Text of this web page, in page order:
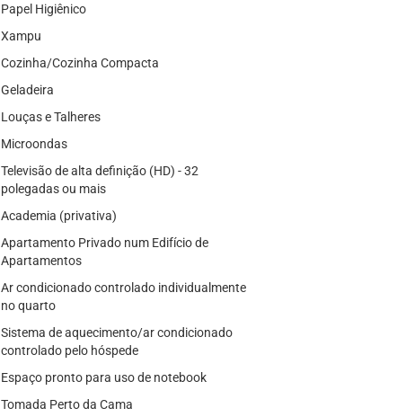
Papel Higiênico
Xampu
Cozinha/Cozinha Compacta
Geladeira
Louças e Talheres
Microondas
Televisão de alta definição (HD) - 32
polegadas ou mais
Academia (privativa)
Apartamento Privado num Edifício de
Apartamentos
Ar condicionado controlado individualmente
no quarto
Sistema de aquecimento/ar condicionado
controlado pelo hóspede
Espaço pronto para uso de notebook
Tomada Perto da Cama